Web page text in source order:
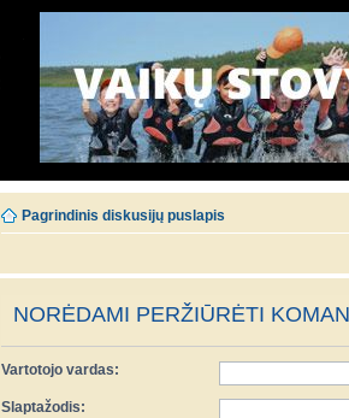
Pagrindinis diskusijų puslapis
NORĖDAMI PERŽIŪRĖTI
Vartotojo vardas:
Slaptažodis: